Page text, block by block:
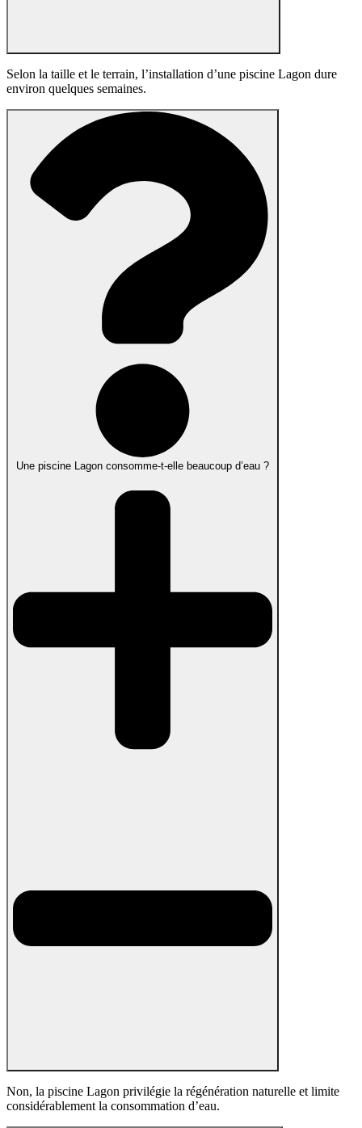
Selon la taille et le terrain, l’installation d’une piscine Lagon dure
environ quelques semaines.
Une piscine Lagon consomme-t-elle beaucoup d’eau ?
Non, la piscine Lagon privilégie la régénération naturelle et limite
considérablement la consommation d’eau.